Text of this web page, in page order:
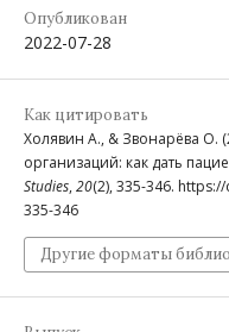
Опубликован
2022-07-28
Как цитировать
Холявин А., & Звонарёва О.
организаций: как дать
Studies, 20(2), 335-346.
335-346
Другие форматы